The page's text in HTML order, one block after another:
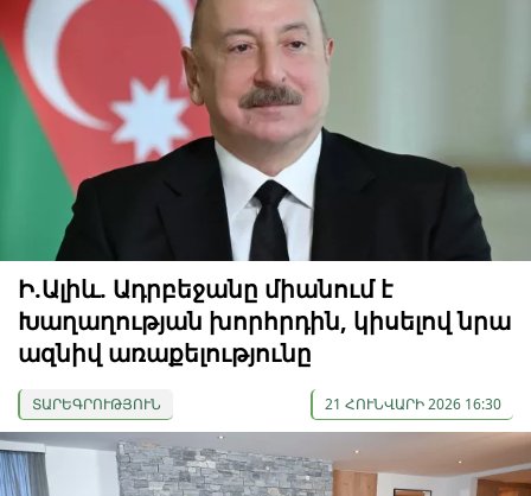
Ի.Ալիև. Ադրբեջանը միանում է
Խաղաղության խորհրդին, կիսելով նրա
ազնիվ առաքելությունը
ՏԱՐԵԳՐՈՒԹՅՈՒՆ 21 ՀՈՒՆՎԱՐԻ 2026 16:30